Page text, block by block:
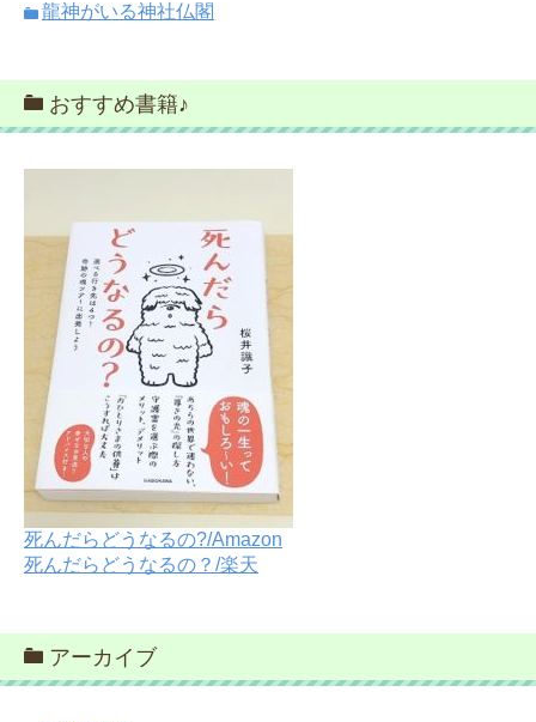
龍神がいる神社仏閣
おすすめ書籍♪
死んだらどうなるの?/Amazon
死んだらどうなるの？/楽天
アーカイブ